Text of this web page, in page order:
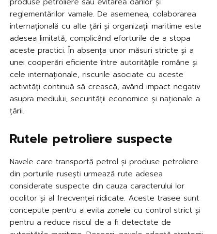
reglementărilor vamale. De asemenea, colaborarea
internațională cu alte țări și organizații maritime este
adesea limitată, complicând eforturile de a stopa
aceste practici. În absența unor măsuri stricte și a
unei cooperări eficiente între autoritățile române și
cele internaționale, riscurile asociate cu aceste
activități continuă să crească, având impact negativ
asupra mediului, securității economice și naționale a
țării.
Rutele petroliere suspecte
Navele care transportă petrol și produse petroliere
din porturile rusești urmează rute adesea
considerate suspecte din cauza caracterului lor
ocolitor și al frecvenței ridicate. Aceste trasee sunt
concepute pentru a evita zonele cu control strict și
pentru a reduce riscul de a fi detectate de